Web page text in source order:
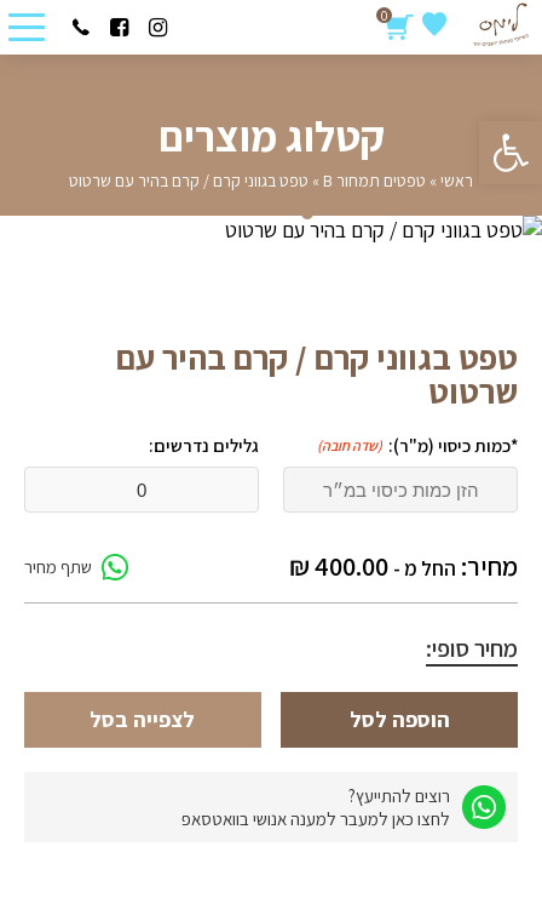
פתח סרגל נגישות
0
קטלוג מוצרים
ראשי » טפטים תמחור B » טפט בגווני קרם / קרם בהיר עם שרטוט
טפט בגווני קרם / קרם בהיר עם
שרטוט
*כמות כיסוי (מ"ר): (שדה חובה) גלילים נדרשים:
מחיר: החל מ - 400.00
₪ שתף מחיר
מחיר סופי:
הוספה לסל לצפייה בסל
רוצים להתייעץ?
לחצו כאן למעבר למענה אנושי בוואטסאפ